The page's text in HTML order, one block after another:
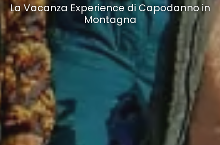
La Vacanza Experience di Capodanno in
Montagna